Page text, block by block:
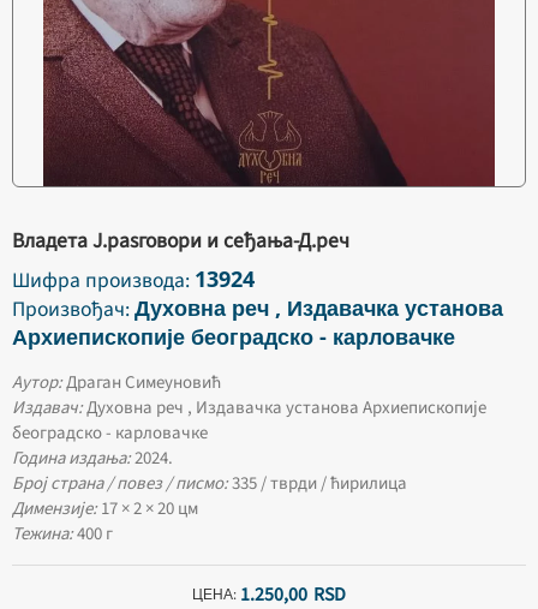
Владета Ј.раѕговори и сеђања-Д.реч
Шифра производа: 13924
Произвођач:Духовна реч , Издавачка установа
Архиепископије београдско - карловачке
Аутор:Драган Симеуновић
Издавач:Духовна реч , Издавачка установа Архиепископије
београдско - карловачке
Година издања:2024.
Број страна / повез / писмо:335 / тврди / ћирилица
Димензије:17 × 2 × 20 цм
Тежина:400 г
ЦЕНА: 1.250,00 RSD